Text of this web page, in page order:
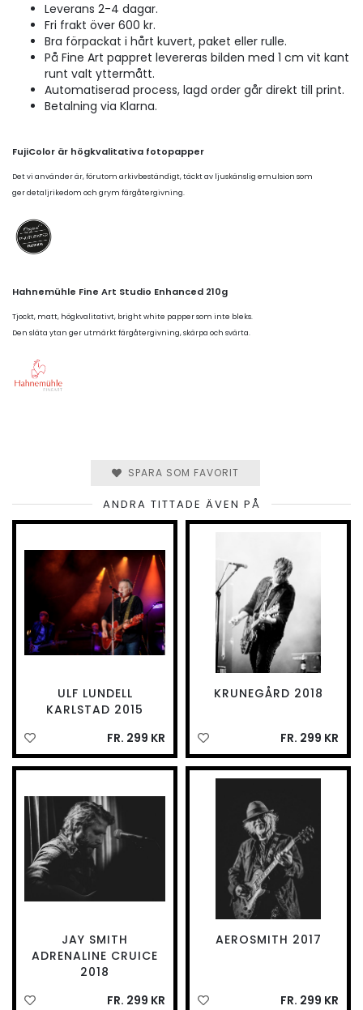
Leverans 2-4 dagar.
Fri frakt över 600 kr.
Bra förpackat i hårt kuvert, paket eller rulle.
På Fine Art pappret levereras bilden med 1 cm vit kant
runt valt yttermått.
Automatiserad process, lagd order går direkt till print.
Betalning via Klarna.
FujiColor är högkvalitativa fotopapper
Det vi använder är, förutom arkivbeständigt, täckt av ljuskänslig emulsion som
ger detaljrikedom och grym färgåtergivning.
Hahnemühle Fine Art Studio Enhanced 210g
Tjockt, matt, högkvalitativt, bright white papper som inte bleks.
Den släta ytan ger utmärkt färgåtergivning, skärpa och svärta.
SPARA SOM FAVORIT
ANDRA TITTADE ÄVEN PÅ
ULF LUNDELL
KARLSTAD 2015
FR. 299 KR
KRUNEGÅRD 2018
FR. 299 KR
JAY SMITH
ADRENALINE CRUICE
2018
FR. 299 KR
AEROSMITH 2017
FR. 299 KR